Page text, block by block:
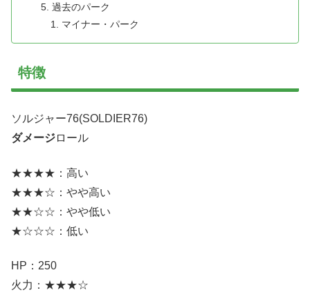
過去のパーク
マイナー・パーク
特徴
ソルジャー76(SOLDIER76)
ダメージロール
★★★★：高い
★★★☆：やや高い
★★☆☆：やや低い
★☆☆☆：低い
HP：250
火力：★★★☆